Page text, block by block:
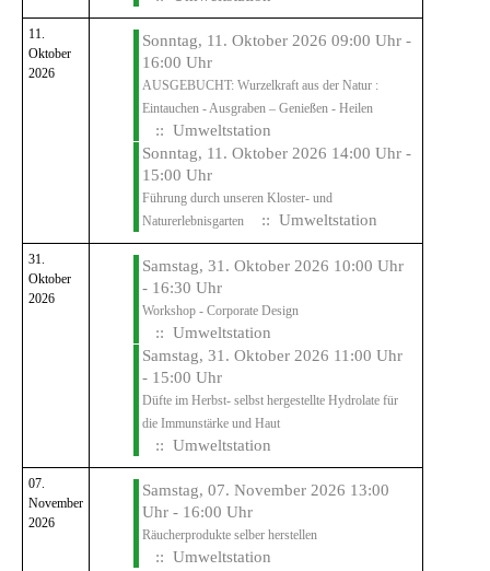
11.
Oktober
2026
Sonntag, 11. Oktober 2026 09:00 Uhr -
16:00 Uhr
AUSGEBUCHT: Wurzelkraft aus der Natur :
Eintauchen - Ausgraben – Genießen - Heilen
:: Umweltstation
Sonntag, 11. Oktober 2026 14:00 Uhr -
15:00 Uhr
Führung durch unseren Kloster- und
Naturerlebnisgarten
:: Umweltstation
31.
Oktober
2026
Samstag, 31. Oktober 2026 10:00 Uhr
- 16:30 Uhr
Workshop - Corporate Design
:: Umweltstation
Samstag, 31. Oktober 2026 11:00 Uhr
- 15:00 Uhr
Düfte im Herbst- selbst hergestellte Hydrolate für
die Immunstärke und Haut
:: Umweltstation
07.
November
2026
Samstag, 07. November 2026 13:00
Uhr - 16:00 Uhr
Räucherprodukte selber herstellen
:: Umweltstation